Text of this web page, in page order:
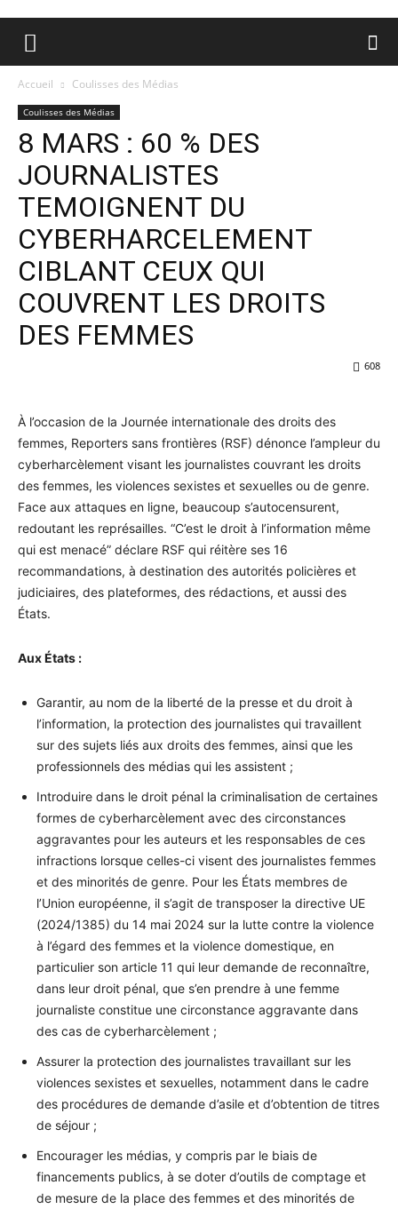
Accueil Coulisses des Médias
Coulisses des Médias
8 MARS : 60 % DES
JOURNALISTES
TEMOIGNENT DU
CYBERHARCELEMENT
CIBLANT CEUX QUI
COUVRENT LES DROITS
DES FEMMES
608
À l’occasion de la Journée internationale des droits des
femmes, Reporters sans frontières (RSF) dénonce l’ampleur du
cyberharcèlement visant les journalistes couvrant les droits
des femmes, les violences sexistes et sexuelles ou de genre.
Face aux attaques en ligne, beaucoup s’autocensurent,
redoutant les représailles. “C’est le droit à l’information même
qui est menacé” déclare RSF qui réitère ses 16
recommandations, à destination des autorités policières et
judiciaires, des plateformes, des rédactions, et aussi des
États.
Aux États :
Garantir, au nom de la liberté de la presse et du droit à
l’information, la protection des journalistes qui travaillent
sur des sujets liés aux droits des femmes, ainsi que les
professionnels des médias qui les assistent ;
Introduire dans le droit pénal la criminalisation de certaines
formes de cyberharcèlement avec des circonstances
aggravantes pour les auteurs et les responsables de ces
infractions lorsque celles-ci visent des journalistes femmes
et des minorités de genre. Pour les États membres de
l’Union européenne, il s’agit de transposer la directive UE
(2024/1385) du 14 mai 2024 sur la lutte contre la violence
à l’égard des femmes et la violence domestique, en
particulier son article 11 qui leur demande de reconnaître,
dans leur droit pénal, que s’en prendre à une femme
journaliste constitue une circonstance aggravante dans
des cas de cyberharcèlement ;
Assurer la protection des journalistes travaillant sur les
violences sexistes et sexuelles, notamment dans le cadre
des procédures de demande d’asile et d’obtention de titres
de séjour ;
Encourager les médias, y compris par le biais de
financements publics, à se doter d’outils de comptage et
de mesure de la place des femmes et des minorités de